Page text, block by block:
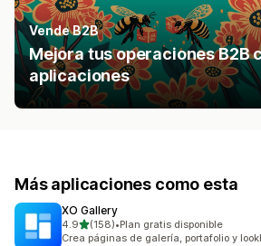
Vende B2B
Mejora tus operaciones B2B
aplicaciones
Más aplicaciones como esta
XO Gallery
4.9de 5 estrellas
(158)
158 reseñas en total
•Plan gratis disponible
Crea páginas de galería, portafolio y